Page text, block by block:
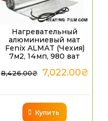
Нагревательный
алюминиевый мат
Fenix ALMAT (Чехия)
7м2, 14мп, 980 ват
8,426.00₴ 7,022.00₴
Купить